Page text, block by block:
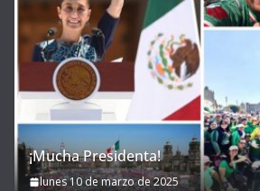
¡Mucha Presidenta!
lunes 10 de marzo de 2025